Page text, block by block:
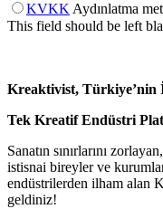
KVKK Aydınlatma
This field should be left
Kreaktivist, Türkiye’nin
Tek Kreatif Endüstri
Sanatın sınırlarını
istisnai bireyler ve
endüstrilerden ilham alan
geldiniz!